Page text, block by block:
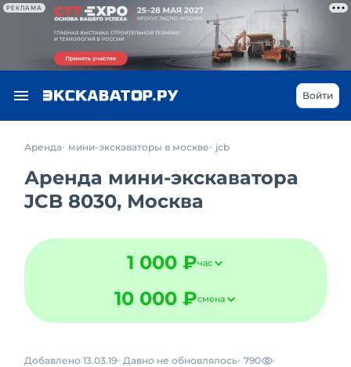
РЕКЛАМА
Войти
Аренда мини-экскаваторы в москве jcb
Аренда мини-экскаватора
JCB 8030, Москва
1 000 ₽час
10 000 ₽смена
Добавлено 13.03.19 Давно не обновлялось 790